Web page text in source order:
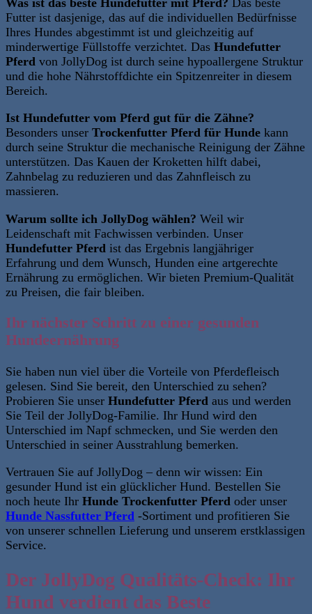
Futter ist dasjenige, das auf die individuellen Bedürfnisse
Ihres Hundes abgestimmt ist und gleichzeitig auf
minderwertige Füllstoffe verzichtet. Das Hundefutter
Pferd von JollyDog ist durch seine hypoallergene Struktur
und die hohe Nährstoffdichte ein Spitzenreiter in diesem
Bereich.
Ist Hundefutter vom Pferd gut für die Zähne?
Besonders unser Trockenfutter Pferd für Hunde kann
durch seine Struktur die mechanische Reinigung der Zähne
unterstützen. Das Kauen der Kroketten hilft dabei,
Zahnbelag zu reduzieren und das Zahnfleisch zu
massieren.
Warum sollte ich JollyDog wählen? Weil wir
Leidenschaft mit Fachwissen verbinden. Unser
Hundefutter Pferd ist das Ergebnis langjähriger
Erfahrung und dem Wunsch, Hunden eine artgerechte
Ernährung zu ermöglichen. Wir bieten Premium-Qualität
zu Preisen, die fair bleiben.
Ihr nächster Schritt zu einer gesunden
Hundeernährung
Sie haben nun viel über die Vorteile von Pferdefleisch
gelesen. Sind Sie bereit, den Unterschied zu sehen?
Probieren Sie unser Hundefutter Pferd aus und werden
Sie Teil der JollyDog-Familie. Ihr Hund wird den
Unterschied im Napf schmecken, und Sie werden den
Unterschied in seiner Ausstrahlung bemerken.
Vertrauen Sie auf JollyDog – denn wir wissen: Ein
gesunder Hund ist ein glücklicher Hund. Bestellen Sie
noch heute Ihr Hunde Trockenfutter Pferd oder unser
Hunde Nassfutter Pferd -Sortiment und profitieren Sie
von unserer schnellen Lieferung und unserem erstklassigen
Service.
Der JollyDog Qualitäts-Check: Ihr
Hund verdient das Beste